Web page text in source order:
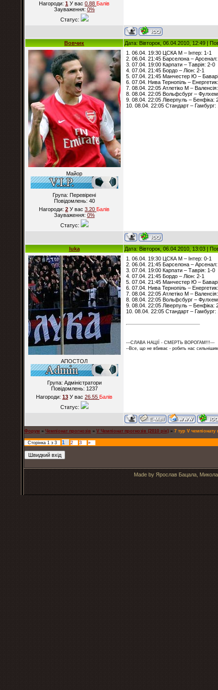
Нагороди: 1 У вас 0.88 Балiв
Зауваження: 0%
Статус:
Вовчик Дата: Вівторок, 06.04.2010, 12:49 |
Майор
Група: Перевірені
Повідомлень: 40
Нагороди: 2 У вас 3.20 Балiв
Зауваження: 0%
Статус:
1. 06.04. 19:30 ЦСКА М – Інтер: 1-1
2. 06.04. 21:45 Барселона –
3. 07.04. 19:00 Карпати – Таврія: 2-0
4. 07.04. 21:45 Бордо – Ліон: 2-1
5. 07.04. 21:45 Манчестер Ю –
6. 07.04. Нива Тернопіль –
7. 08.04. 22:05 Атлетіко М –
8. 08.04. 22:05 Вольфсбург –
9. 08.04. 22:05 Ліверпуль – Бенфіка:
10. 08.04. 22:05 Стандарт – Гамбург:
luka Дата: Вівторок, 06.04.2010, 13:03 |
АПОСТОЛ
Група: Адміністратори
Повідомлень: 1237
Нагороди: 13 У вас 26.55 Балiв
Статус:
1. 06.04. 19:30 ЦСКА М – Інтер: 0-1
2. 06.04. 21:45 Барселона –
3. 07.04. 19:00 Карпати – Таврія: 1-0
4. 07.04. 21:45 Бордо – Ліон: 2-1
5. 07.04. 21:45 Манчестер Ю –
6. 07.04. Нива Тернопіль –
7. 08.04. 22:05 Атлетіко М –
8. 08.04. 22:05 Вольфсбург –
9. 08.04. 22:05 Ліверпуль – Бенфіка:
10. 08.04. 22:05 Стандарт – Гамбург:
---СЛАВА НАЦІЇ - СМЕРТЬ ВОРОГАМ!!!---
--Все, що не вбиває - робить нас
Форум » Чемпіонат прогнозів » V Чемпіонат прогнозів (2010 рік) » 7 тур V чемпіонату
Сторінка 1 з 3 1 2 3 »
Made by Ярослав Бацала,